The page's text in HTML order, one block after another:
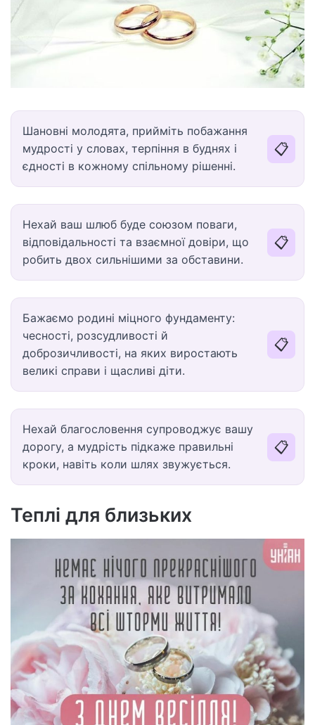
Шановні молодята, прийміть побажання
мудрості у словах, терпіння в буднях і
єдності в кожному спільному рішенні.
📋
Нехай ваш шлюб буде союзом поваги,
відповідальності та взаємної довіри, що
робить двох сильнішими за обставини.
📋
Бажаємо родині міцного фундаменту:
чесності, розсудливості й
доброзичливості, на яких виростають
великі справи і щасливі діти.
📋
Нехай благословення супроводжує вашу
дорогу, а мудрість підкаже правильні
кроки, навіть коли шлях звужується.
📋
Теплі для близьких